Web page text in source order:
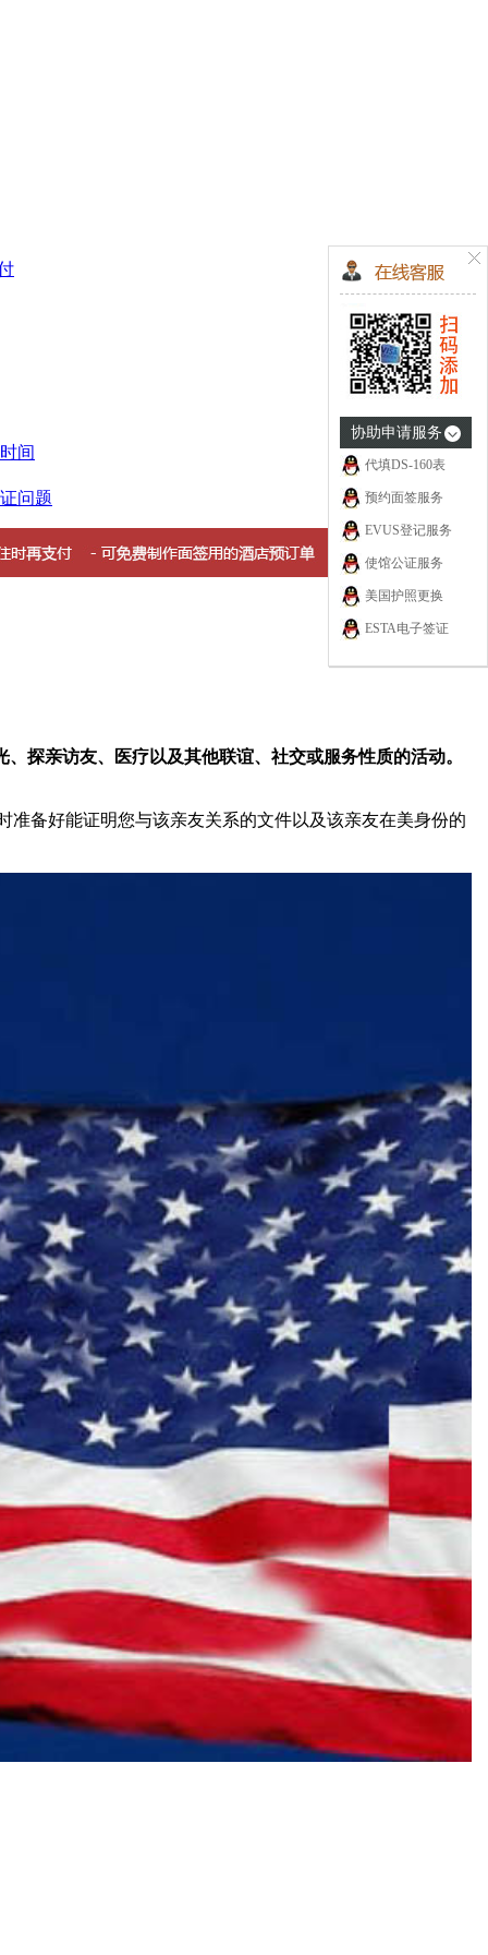
间
问题
探亲访友、医疗以及其他联谊、社交或服务性质的活动。
备好能证明您与该亲友关系的文件以及该亲友在美身份的
协助申请服务
代填DS-160表
预约面签服务
EVUS登记服务
使馆公证服务
美国护照更换
ESTA电子签证